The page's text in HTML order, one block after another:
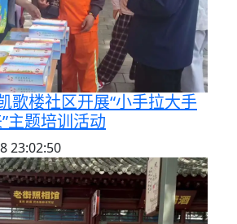
歌楼社区开展“小手拉大手
主题培训活动
23:02:50